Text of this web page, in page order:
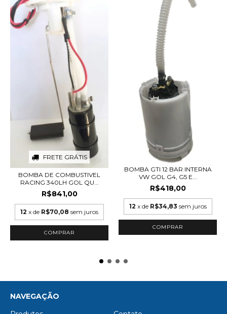
FRETE GRÁTIS
BOMBA DE COMBUSTIVEL
RACING 340LH GOL QU...
R$841,00
12 x de R$70,08 sem juros
BOMBA GTI 12 BAR INTERNA
VW GOL G4, G5 E...
R$418,00
12 x de R$34,83 sem juros
NAVEGAÇÃO